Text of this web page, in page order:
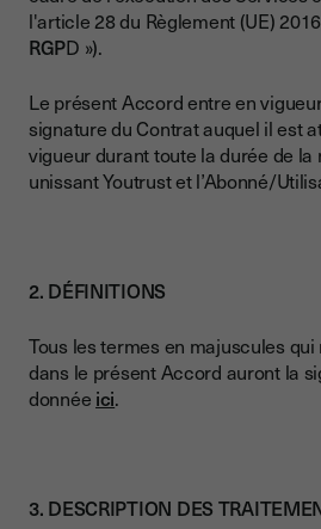
l'article 28 du Règlement (UE)
RGPD »).
Le présent Accord entre en
signature du Contrat auquel il est
vigueur durant toute la durée de
unissant Youtrust et l’Abonné/
2. DÉFINITIONS
Tous les termes en majuscules
dans le présent Accord auront la
donnée ici.
3. DESCRIPTION DES